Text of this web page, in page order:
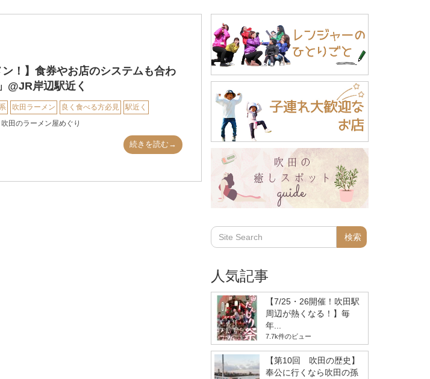
ン！】食券やお店のシステムも合わ
@JR岸辺駅近く
吹田ラーメン 良く食べる方必見
駅近く
吹田のラーメン屋めぐり
続きを読む→
人気記事
【7/25・26開催！吹田駅
周辺が熱くなる！】毎
年...
7.7k件のビュー
【第10回 吹田の歴史】
奉公に行くなら吹田の孫